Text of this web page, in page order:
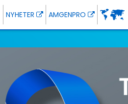
NYHETER AMGENPRO